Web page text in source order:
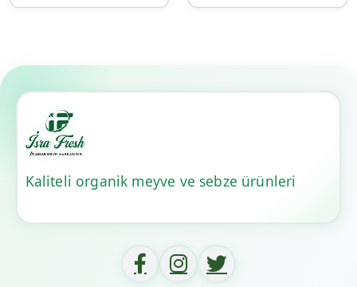
Kaliteli organik meyve ve sebze ürünleri